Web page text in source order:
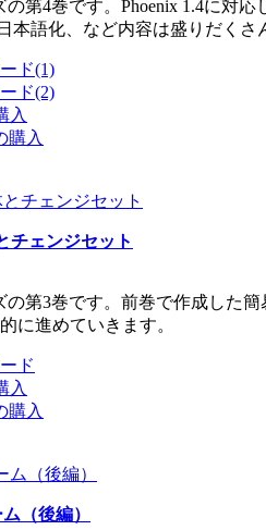
第4巻です。Phoenix 1.4に対
語化、など内容は盛りだくさ
ド(1)
ド(2)
入
購入
チェンジセット
第3巻です。前巻で作成した
に進めていきます。
ド
入
購入
（後編）